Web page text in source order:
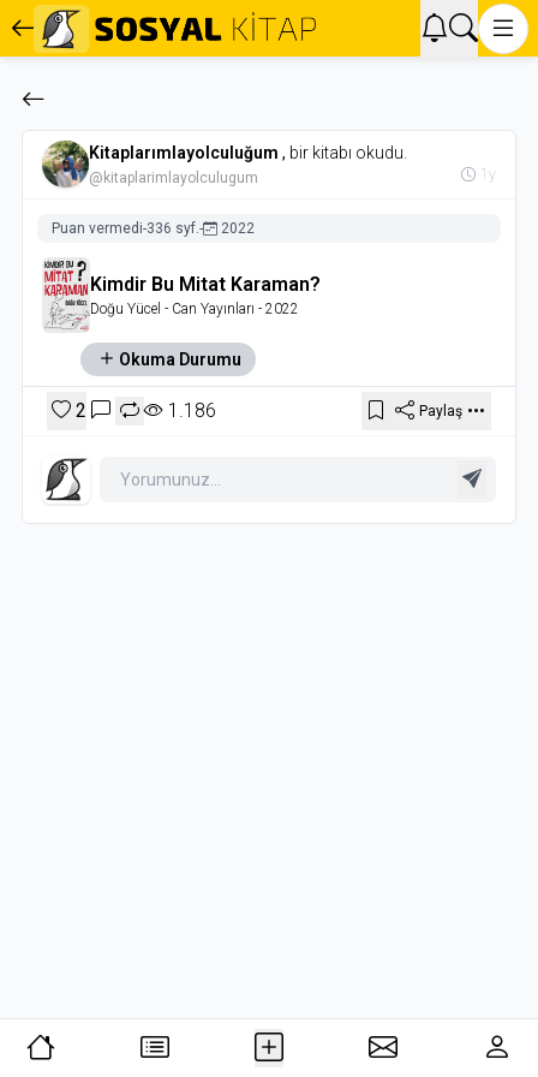
Kitaplarımlayolculuğum , bir kitabı okudu.
@kitaplarimlayolculugum 1y
Puan vermedi-336 syf.- 2022
Kimdir Bu Mitat Karaman?
Doğu Yücel - Can Yayınları - 2022
Okuma Durumu
2 1.186 Paylaş